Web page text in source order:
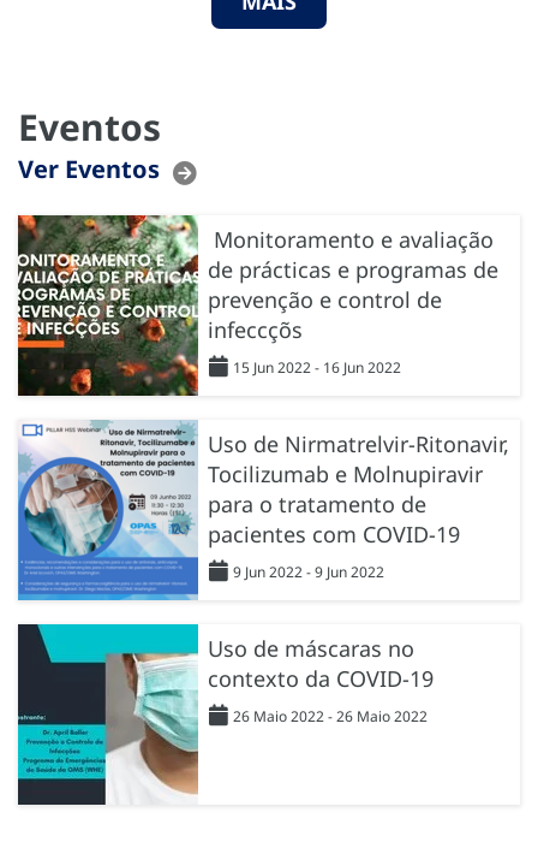
Eventos
Ver Eventos
Monitoramento e avaliação
de prácticas e programas de
prevenção e control de
infeccçõs
15 Jun 2022 - 16 Jun 2022
Uso de Nirmatrelvir-Ritonavir,
Tocilizumab e Molnupiravir
para o tratamento de
pacientes com COVID-19
9 Jun 2022 - 9 Jun 2022
Uso de máscaras no
contexto da COVID-19
26 Maio 2022 - 26 Maio 2022